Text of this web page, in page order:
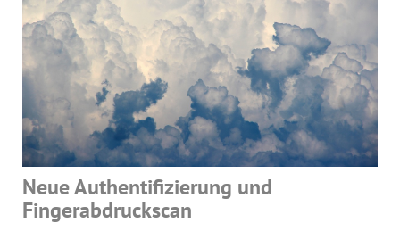
Neue Authentifizierung und
Fingerabdruckscan